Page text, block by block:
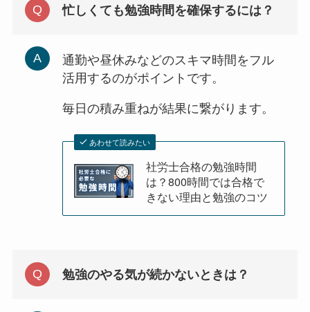
忙しくても勉強時間を確保するには？
通勤や昼休みなどのスキマ時間をフル
活用するのがポイントです。
毎日の積み重ねが結果に繋がります。
あわせて読みたい
社労士合格の勉強時間
は？800時間では合格で
きない理由と勉強のコツ
勉強のやる気が続かないときは？